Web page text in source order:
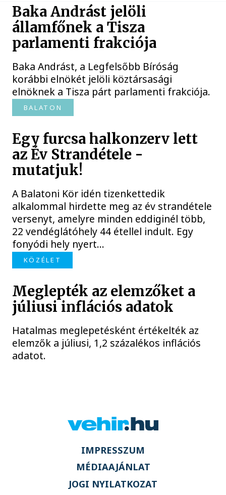
Baka Andrást jelöli
államfőnek a Tisza
parlamenti frakciója
Baka Andrást, a Legfelsőbb Bíróság
korábbi elnökét jelöli köztársasági
elnöknek a Tisza párt parlamenti frakciója.
BALATON
Egy furcsa halkonzerv lett
az Év Strandétele -
mutatjuk!
A Balatoni Kör idén tizenkettedik
alkalommal hirdette meg az év strandétele
versenyt, amelyre minden eddiginél több,
22 vendéglátóhely 44 étellel indult. Egy
fonyódi hely nyert...
KÖZÉLET
Meglepték az elemzőket a
júliusi inflációs adatok
Hatalmas meglepetésként értékelték az
elemzők a júliusi, 1,2 százalékos inflációs
adatot.
IMPRESSZUM
MÉDIAAJÁNLAT
JOGI NYILATKOZAT